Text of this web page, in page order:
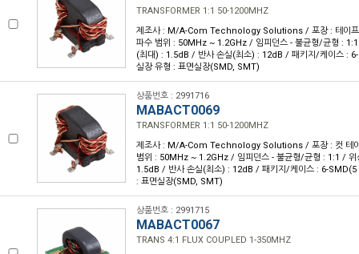
TRANSFORMER 1:1 50-1200MHZ
제조사 : M/A-Com Technology Solutions / 포장 : 테이
파수 범위 : 50MHz ~ 1.2GHz / 임피던스 - 불균형/균형 :
(최대) : 1.5dB / 반사 손실(최소) : 12dB / 패키지/케이스 :
실장 유형 : 표면실장(SMD, SMT)
상품번호 : 2991716
MABACT0069
TRANSFORMER 1:1 50-1200MHZ
제조사 : M/A-Com Technology Solutions / 포장 : 컷 테
범위 : 50MHz ~ 1.2GHz / 임피던스 - 불균형/균형 : 1:1 / 위
1.5dB / 반사 손실(최소) : 12dB / 패키지/케이스 : 6-
: 표면실장(SMD, SMT)
상품번호 : 2991715
MABACT0067
TRANS 4:1 FLUX COUPLED 1-350MHZ